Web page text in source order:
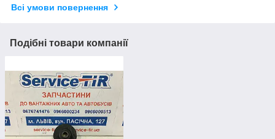
Всі умови повернення
Подібні товари компанії